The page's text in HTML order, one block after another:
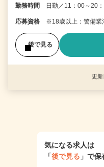
勤務時間 日勤／11：00～20
応募資格 ※18歳以上：警備業
後で見る
更
気になる求人は
「後で見る 」で保